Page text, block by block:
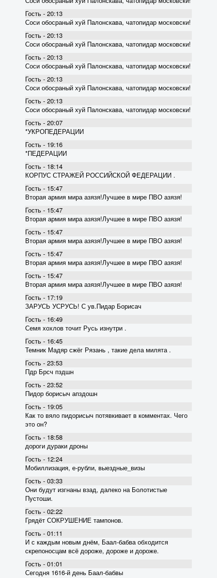
Гость - 20:13
Соси обосраный хуй Палонскава, чатопидар московски!
Гость - 20:13
Соси обосраный хуй Палонскава, чатопидар московски!
Гость - 20:13
Соси обосраный хуй Палонскава, чатопидар московски!
Гость - 20:13
Соси обосраный хуй Палонскава, чатопидар московски!
Гость - 20:13
Соси обосраный хуй Палонскава, чатопидар московски!
Гость - 20:07
*УКРОПЕДЕРАЦИИ
Гость - 19:16
*ПЕДЕРАЦИИ
Гость - 18:14
КОРПУС СТРАЖЕЙ РОССИЙСКОЙ ФЕДЕРАЦИИ .
Гость - 15:47
Вторая армия мира азязя!Лучшее в мире ПВО азязя!
Гость - 15:47
Вторая армия мира азязя!Лучшее в мире ПВО азязя!
Гость - 15:47
Вторая армия мира азязя!Лучшее в мире ПВО азязя!
Гость - 15:47
Вторая армия мира азязя!Лучшее в мире ПВО азязя!
Гость - 15:47
Вторая армия мира азязя!Лучшее в мире ПВО азязя!
Гость - 17:19
ЗАРУСЬ УСРУСЬ! С ув.Пидар Борисач
Гость - 16:49
Семя хохлов точит Русь изнутри .
Гость - 16:45
Темник Мадяр сжёг Рязань , такие дела милята .
Гость - 23:53
Пдр Брсч пздшн
Гость - 23:52
Пидор борисыч апздошн
Гость - 19:05
Как то вяло пидорисыч потявкивает в комментах. Чего
это он?
Гость - 18:58
дороги дураки дроны
Гость - 12:24
Мобиллизация, е-рубли, выездные_визы
Гость - 03:33
Они будут изгнаны взад, далеко на Болотистые
Пустоши.
Гость - 02:22
Грядёт СОКРУШЕНИЕ тампонов.
Гость - 01:11
И с каждым новым днём, Баал-бабва обходится
скрепоносцам всё дороже, дороже и дороже.
Гость - 01:01
Сегодня 1616-й день Баал-бабвы